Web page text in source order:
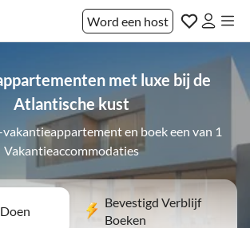
Word een host
met luxe bij de
Atlantische kust
en boek een van 1
Vakantieaccommodaties
Bevestigd Verblijf
Boeken